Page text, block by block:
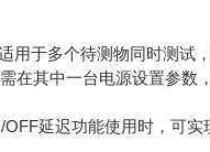
用于多个待测物同时测试
在其中一台电源设置参
延迟功能使用时，可实